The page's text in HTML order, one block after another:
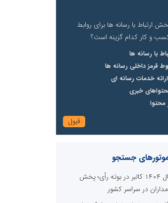
ارتباط با رسانه ها برای روابط
و کار کدام گزینه است؟
با رسانه ها
قرمز داخلی رسانه ها
خدمات رسانه ای
خبری
موتورهای جستجو
صورت‌های مالی سال ۱۴۰۴ کالبر در بوته رأی؛ پخش
در سراسر کشور